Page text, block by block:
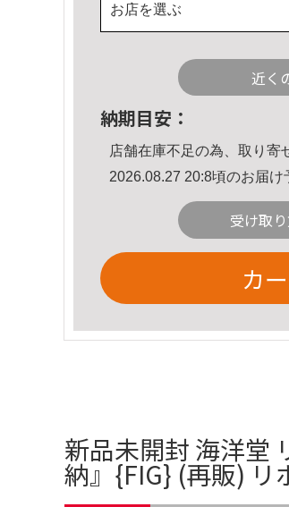
お店を選ぶ
近く
納期目安：
店舗在庫不足の為、取り寄
2026.08.27 20:8頃のお届け
受け取
カ
新品未開封 海洋堂
納』{FIG} (再販) リ